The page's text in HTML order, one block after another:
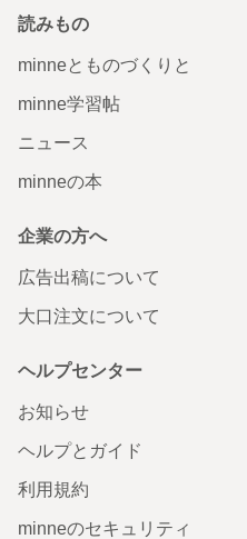
読みもの
minneとものづくりと
minne学習帖
ニュース
minneの本
企業の方へ
広告出稿について
大口注文について
ヘルプセンター
お知らせ
ヘルプとガイド
利用規約
minneのセキュリティ